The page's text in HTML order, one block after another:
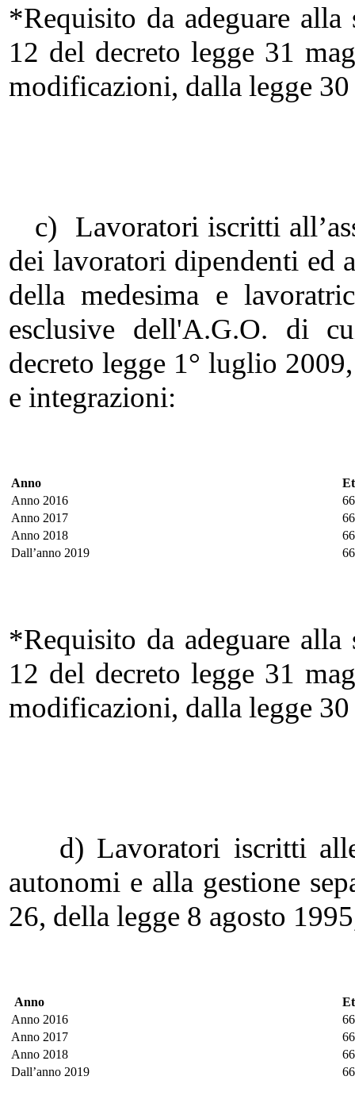
*Requisito da adeguare
12 del decreto legge 31
modificazioni, dalla legge
c) Lavoratori iscritti
dei lavoratori dipendenti ed
della medesima e
esclusive dell'A.G.O. di
decreto legge 1° luglio
e integrazioni:
Anno
Anno 2016
Anno 2017
Anno 2018
Dall’anno 2019
*Requisito da adeguare
12 del decreto legge 31
modificazioni, dalla legge
d) Lavoratori iscritti alle
autonomi e alla gestione
26, della legge 8 agosto
Anno
Anno 2016
Anno 2017
Anno 2018
Dall’anno 2019